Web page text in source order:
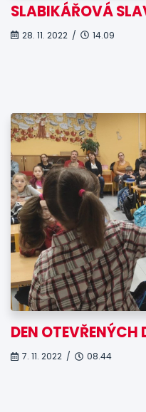
SLABIKÁŘOVÁ
28. 11. 2022 / 14.09
DEN OTEVŘENÝCH
7. 11. 2022 / 08.44